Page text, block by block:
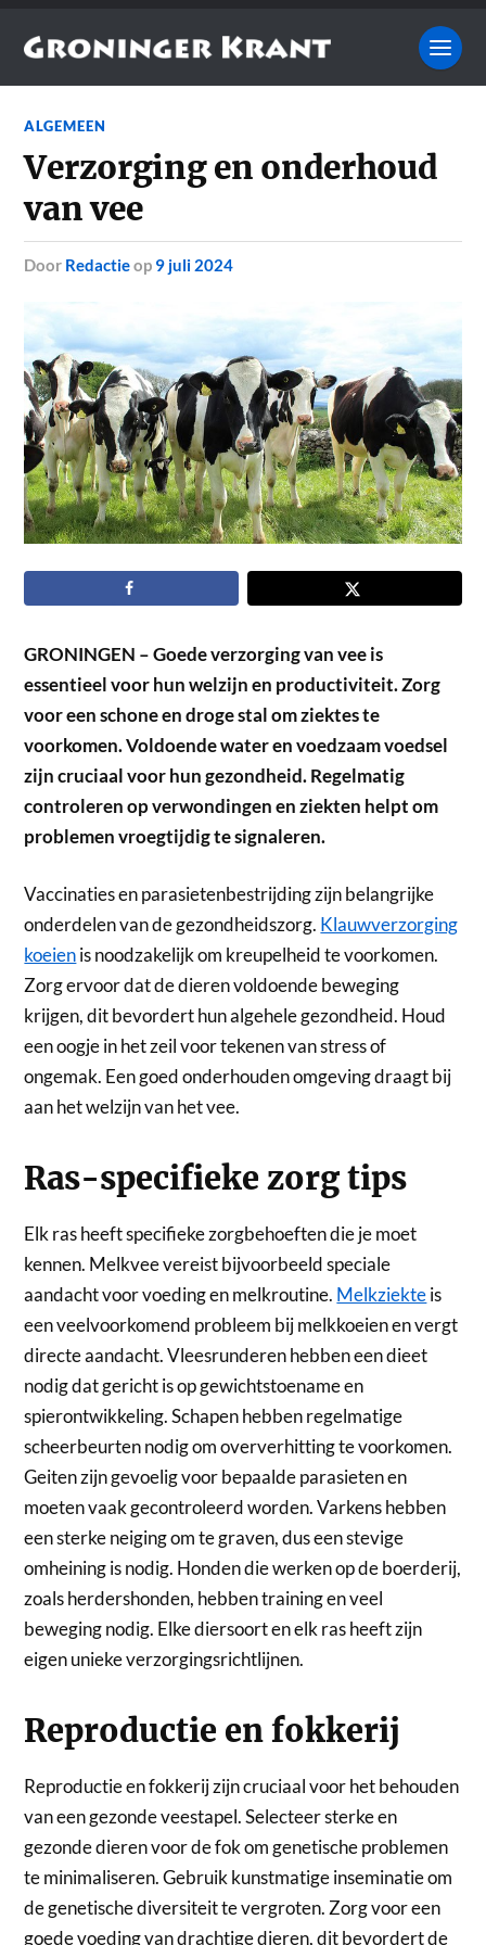
ALGEMEEN
Verzorging en onderhoud
van vee
door Redactieop 9 juli 2024
GRONINGEN – Goede verzorging van vee is
essentieel voor hun welzijn en productiviteit. Zorg
voor een schone en droge stal om ziektes te
voorkomen. Voldoende water en voedzaam voedsel
zijn cruciaal voor hun gezondheid. Regelmatig
controleren op verwondingen en ziekten helpt om
problemen vroegtijdig te signaleren.
Vaccinaties en parasietenbestrijding zijn belangrijke
onderdelen van de gezondheidszorg. Klauwverzorging
koeienis noodzakelijk om kreupelheid te voorkomen.
Zorg ervoor dat de dieren voldoende beweging
krijgen, dit bevordert hun algehele gezondheid. Houd
een oogje in het zeil voor tekenen van stress of
ongemak. Een goed onderhouden omgeving draagt bij
aan het welzijn van het vee.
Ras-specifieke zorg tips
Elk ras heeft specifieke zorgbehoeften die je moet
kennen. Melkvee vereist bijvoorbeeld speciale
aandacht voor voeding en melkroutine. Melkziekteis
een veelvoorkomend probleem bij melkkoeien en vergt
directe aandacht. Vleesrunderen hebben een dieet
nodig dat gericht is op gewichtstoename en
spierontwikkeling. Schapen hebben regelmatige
scheerbeurten nodig om oververhitting te voorkomen.
Geiten zijn gevoelig voor bepaalde parasieten en
moeten vaak gecontroleerd worden. Varkens hebben
een sterke neiging om te graven, dus een stevige
omheining is nodig. Honden die werken op de boerderij,
zoals herdershonden, hebben training en veel
beweging nodig. Elke diersoort en elk ras heeft zijn
eigen unieke verzorgingsrichtlijnen.
Reproductie en fokkerij
Reproductie en fokkerij zijn cruciaal voor het behouden
van een gezonde veestapel. Selecteer sterke en
gezonde dieren voor de fok om genetische problemen
te minimaliseren. Gebruik kunstmatige inseminatie om
de genetische diversiteit te vergroten. Zorg voor een
goede voeding van drachtige dieren, dit bevordert de